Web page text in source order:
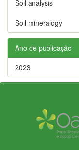
Soil analysis
Soil mineralogy
Ano de publicação
2023